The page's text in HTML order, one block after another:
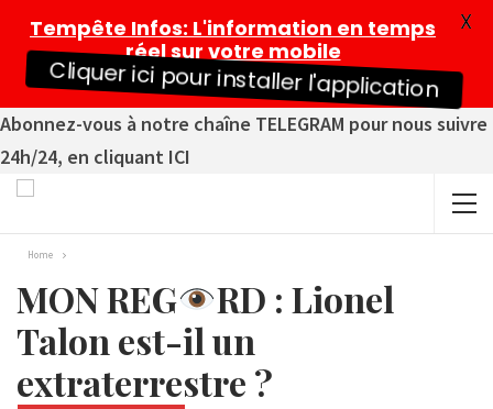
Abonnez-vous à notre chaîne TELEGRAM pour nous suivre
24h/24, en cliquant ICI
Home
MON REG
RD : Lionel
Talon est-il un
extraterrestre ?
Tempête Infos: L'information en temps
réel sur votre mobile
Cliquer ici pour installer l'application
X